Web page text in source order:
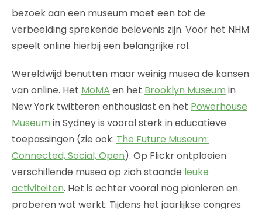
bezoek aan een museum moet een tot de
verbeelding sprekende belevenis zijn. Voor het NHM
speelt online hierbij een belangrijke rol.
Wereldwijd benutten maar weinig musea de kansen
van online. Het MoMA en het Brooklyn Museum in
New York twitteren enthousiast en het Powerhouse
Museum in Sydney is vooral sterk in educatieve
toepassingen (zie ook: The Future Museum:
Connected, Social, Open). Op Flickr ontplooien
verschillende musea op zich staande leuke
activiteiten. Het is echter vooral nog pionieren en
proberen wat werkt. Tijdens het jaarlijkse congres